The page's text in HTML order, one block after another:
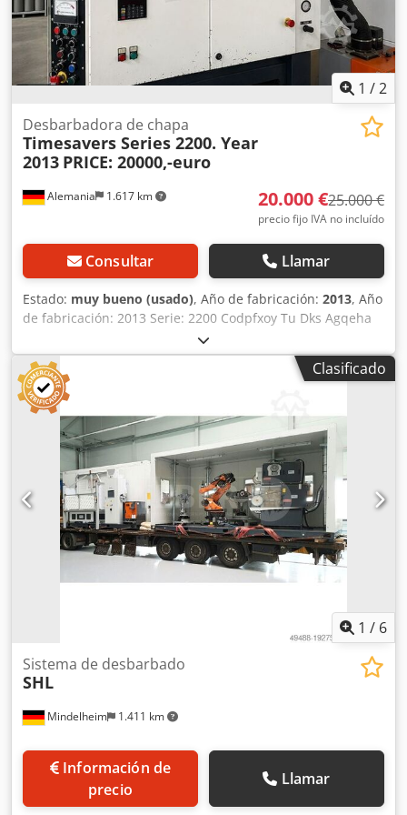
1 /2
Alemania 1.617 km
Desbarbadora de chapa
Timesavers Series 2200. Year
2013 PRICE: 20000,-euro
20.000 €25.000 €
precio fijo IVA no incluído
Consultar Llamar
Estado: muy bueno (usado), Año de fabricación: 2013, Año
de fabricación: 2013 Serie: 2200 Codpfxoy Tu Dks Agqeha
Clasificado
1 / 6
Mindelheim 1.411 km
Sistema de desbarbado
SHL
Información de
precio
Llamar